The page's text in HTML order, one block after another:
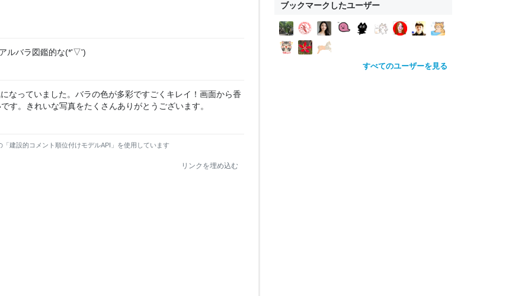
ルバラ図鑑的な(*'▽')
なっていました。バラの色が多彩ですごくキレイ！画面から香
す。きれいな写真をたくさんありがとうございます。
建設的コメント順位付けモデルAPI」を使用しています
リンクを埋め込む
ブックマークしたユーザー
すべてのユーザーを見る